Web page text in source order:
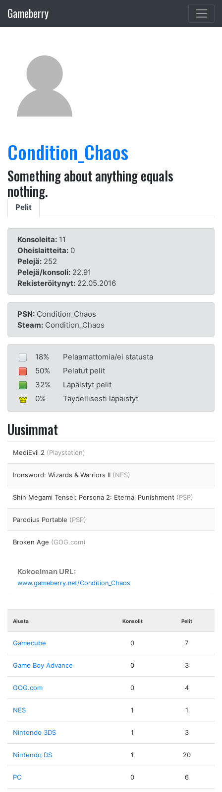
Gameberry
Condition_Chaos
Something about anything equals
nothing.
Pelit
Konsoleita:11
Oheislaitteita:0
Pelejä:252
Pelejä/konsoli:22.91
Rekisteröitynyt:22.05.2016
PSN:Condition_Chaos
Steam:Condition_Chaos
18%
Pelaamattomia/ei statusta
50%
Pelatut pelit
32%
Läpäistyt pelit
0%
Täydellisesti läpäistyt
Uusimmat
MediEvil 2 (Playstation)
Ironsword: Wizards & Warriors II (NES)
Shin Megami Tensei: Persona 2: Eternal Punishment (PSP)
Parodius Portable (PSP)
Broken Age (GOG.com)
Kokoelman URL:
www.gameberry.net/Condition_Chaos
Alusta Konsolit Pelit
Gamecube 0 7
Game Boy Advance 0 3
GOG.com 0 4
NES 1 1
Nintendo 3DS 1 3
Nintendo DS 1 20
PC 0 6